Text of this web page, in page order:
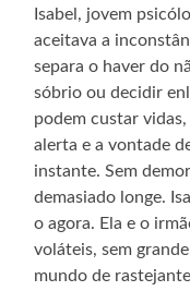
Isabel, jovem
aceitava a
separa o haver do
sóbrio ou decidir
podem custar
alerta e a vontade
instante. Sem
demasiado longe.
o agora. Ela e o
voláteis, sem
mundo de